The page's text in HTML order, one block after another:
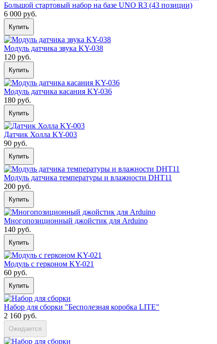
Большой стартовый набор на базе UNO R3 (43 позиции)
6 000 руб.
Купить
Модуль датчика звука KY-038
120 руб.
Купить
Модуль датчика касания KY-036
180 руб.
Купить
Датчик Холла KY-003
90 руб.
Купить
Модуль датчика температуры и влажности DHT11
200 руб.
Купить
Многопозиционный джойстик для Arduino
140 руб.
Купить
Модуль с герконом KY-021
60 руб.
Купить
Набор для сборки "Бесполезная коробка LITE"
2 160 руб.
Ожидается